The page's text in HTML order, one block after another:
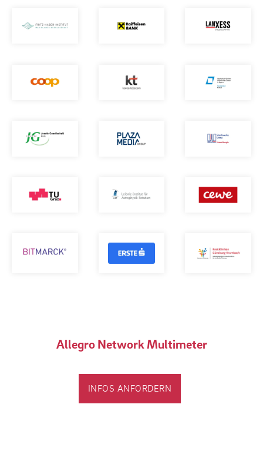
Allegro Network Multimeter
INFOS ANFORDERN